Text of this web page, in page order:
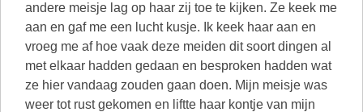
andere meisje lag op haar zij toe te kijken. Ze keek me
aan en gaf me een lucht kusje. Ik keek haar aan en
vroeg me af hoe vaak deze meiden dit soort dingen al
met elkaar hadden gedaan en besproken hadden wat
ze hier vandaag zouden gaan doen. Mijn meisje was
weer tot rust gekomen en liftte haar kontje van mijn